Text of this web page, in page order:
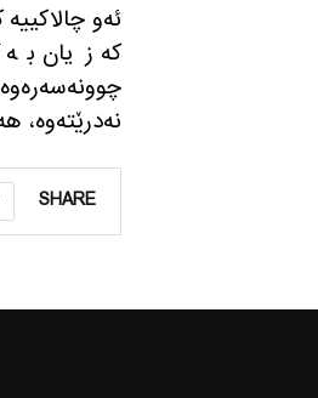
ئه‌و
كه‌ زیان به‌
نه‌درێته‌وه‌،
SHARE